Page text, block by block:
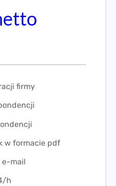
firmy
w formacie pdf
e-mail
h